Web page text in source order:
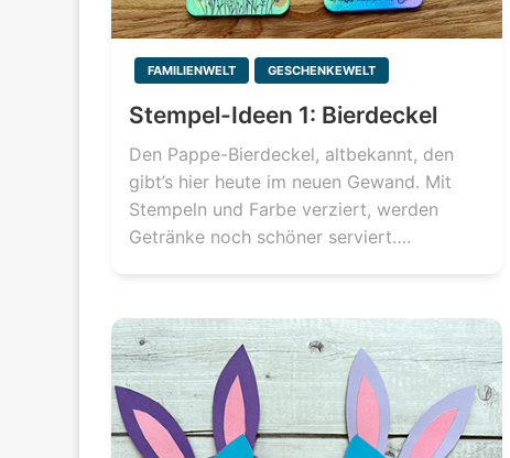
FAMILIENWELT GESCHENKEWELT
Stempel-Ideen 1: Bierdeckel
Den Pappe-Bierdeckel, altbekannt, den
gibt’s hier heute im neuen Gewand. Mit
Stempeln und Farbe verziert, werden
Getränke noch schöner serviert….